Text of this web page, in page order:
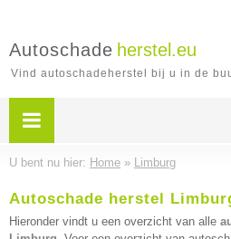
Autoschade herstel.eu
Vind autoschadeherstel bij u in de
U bent nu hier: Home » Limburg
Autoschade herstel
Hieronder vindt u een overzicht van alle